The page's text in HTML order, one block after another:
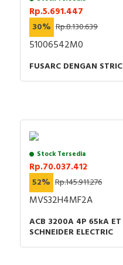
Rp.5.691.447
30% Rp.8.130.639
51006542M0
FUSARC DENGAN
Stock Tersedia
Rp.70.037.412
52% Rp.145.911.276
MVS32H4MF2A
ACB 3200A 4P 65kA
SCHNEIDER ELECTRIC